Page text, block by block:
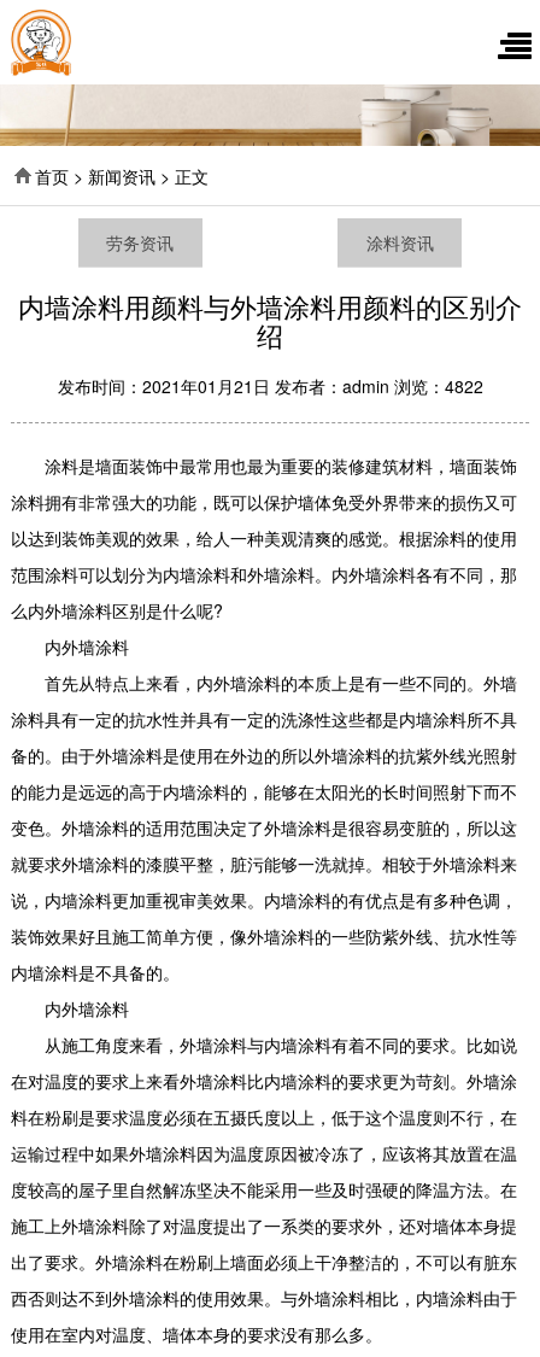
首页 > 新闻资讯 > 正文
劳务资讯 涂料资讯
内墙涂料用颜料与外墙涂料用颜料的区别介
绍
发布时间：2021年01月21日 发布者：admin 浏览：4822
涂料是墙面装饰中最常用也最为重要的装修建筑材料，墙面装饰
涂料拥有非常强大的功能，既可以保护墙体免受外界带来的损伤又可
以达到装饰美观的效果，给人一种美观清爽的感觉。根据涂料的使用
范围涂料可以划分为内墙涂料和外墙涂料。内外墙涂料各有不同，那
么内外墙涂料区别是什么呢?
内外墙涂料
首先从特点上来看，内外墙涂料的本质上是有一些不同的。外墙
涂料具有一定的抗水性并具有一定的洗涤性这些都是内墙涂料所不具
备的。由于外墙涂料是使用在外边的所以外墙涂料的抗紫外线光照射
的能力是远远的高于内墙涂料的，能够在太阳光的长时间照射下而不
变色。外墙涂料的适用范围决定了外墙涂料是很容易变脏的，所以这
就要求外墙涂料的漆膜平整，脏污能够一洗就掉。相较于外墙涂料来
说，内墙涂料更加重视审美效果。内墙涂料的有优点是有多种色调，
装饰效果好且施工简单方便，像外墙涂料的一些防紫外线、抗水性等
内墙涂料是不具备的。
内外墙涂料
从施工角度来看，外墙涂料与内墙涂料有着不同的要求。比如说
在对温度的要求上来看外墙涂料比内墙涂料的要求更为苛刻。外墙涂
料在粉刷是要求温度必须在五摄氏度以上，低于这个温度则不行，在
运输过程中如果外墙涂料因为温度原因被冷冻了，应该将其放置在温
度较高的屋子里自然解冻坚决不能采用一些及时强硬的降温方法。在
施工上外墙涂料除了对温度提出了一系类的要求外，还对墙体本身提
出了要求。外墙涂料在粉刷上墙面必须上干净整洁的，不可以有脏东
西否则达不到外墙涂料的使用效果。与外墙涂料相比，内墙涂料由于
使用在室内对温度、墙体本身的要求没有那么多。